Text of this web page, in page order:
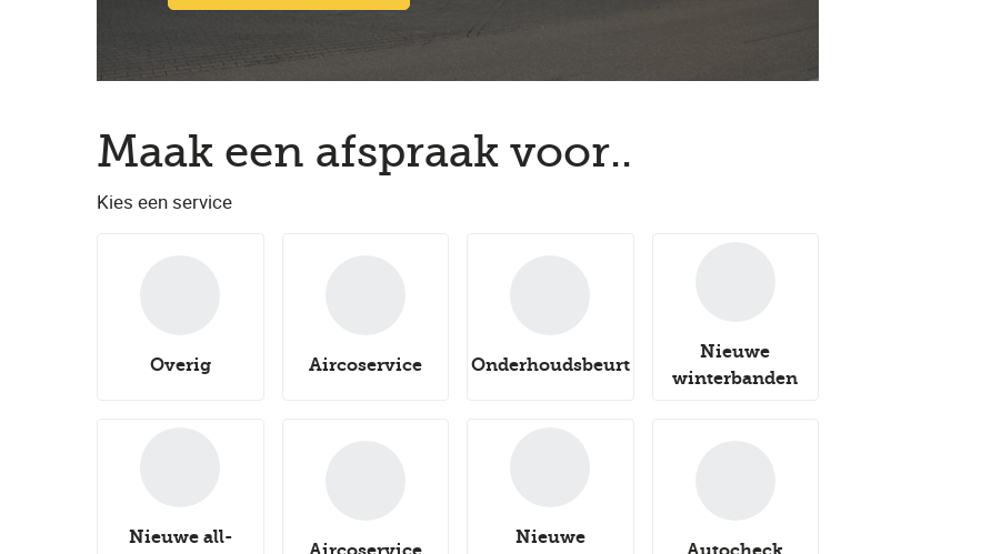
Maak een afspraak voor..
Kies een service
Overig Aircoservice Onderhoudsbeurt
Nieuwe
winterbanden
Nieuwe all-
Nieuwe